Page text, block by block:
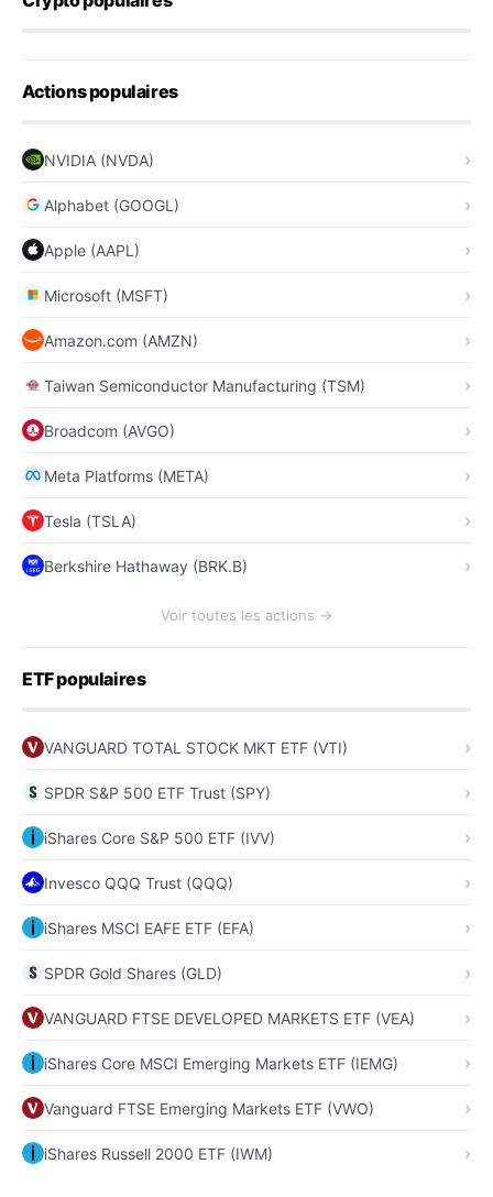
Actions populaires
NVIDIA (NVDA)
Alphabet (GOOGL)
Apple (AAPL)
Microsoft (MSFT)
Amazon.com (AMZN)
Taiwan Semiconductor Manufacturing (TSM)
Broadcom (AVGO)
Meta Platforms (META)
Tesla (TSLA)
Berkshire Hathaway (BRK.B)
Voir toutes les actions →
ETF populaires
VANGUARD TOTAL STOCK MKT ETF (VTI)
SPDR S&P 500 ETF Trust (SPY)
iShares Core S&P 500 ETF (IVV)
Invesco QQQ Trust (QQQ)
iShares MSCI EAFE ETF (EFA)
SPDR Gold Shares (GLD)
VANGUARD FTSE DEVELOPED MARKETS ETF (VEA)
iShares Core MSCI Emerging Markets ETF (IEMG)
Vanguard FTSE Emerging Markets ETF (VWO)
iShares Russell 2000 ETF (IWM)